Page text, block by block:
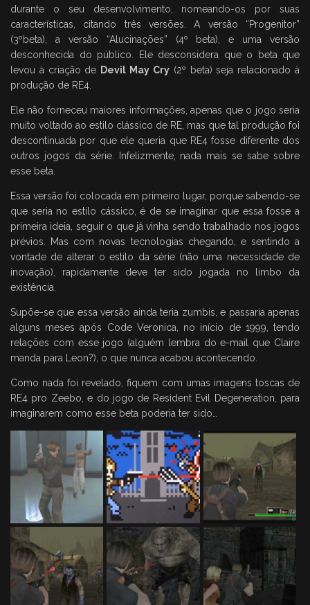
durante o seu desenvolvimento, nomeando-os por suas
características, citando três versões. A versão “Progenitor”
(3ºbeta), a versão “Alucinações” (4º beta), e uma versão
desconhecida do público. Ele desconsidera que o beta que
levou à criação de Devil May Cry(2º beta) seja relacionado à
produção de RE4.
Ele não forneceu maiores informações, apenas que o jogo seria
muito voltado ao estilo clássico de RE, mas que tal produção foi
descontinuada por que ele queria que RE4 fosse diferente dos
outros jogos da série. Infelizmente, nada mais se sabe sobre
esse beta.
Essa versão foi colocada em primeiro lugar, porque sabendo-se
que seria no estilo cássico, é de se imaginar que essa fosse a
primeira ideia, seguir o que já vinha sendo trabalhado nos jogos
prévios. Mas com novas tecnologias chegando, e sentindo a
vontade de alterar o estilo da série (não uma necessidade de
inovação), rapidamente deve ter sido jogada no limbo da
existência.
Supõe-se que essa versão ainda teria zumbis, e passaria apenas
alguns meses após Code Veronica, no início de 1999, tendo
relações com esse jogo (alguém lembra do e-mail que Claire
manda para Leon?), o que nunca acabou acontecendo.
Como nada foi revelado, fiquem com umas imagens toscas de
RE4 pro Zeebo, e do jogo de Resident Evil Degeneration, para
imaginarem como esse beta poderia ter sido…